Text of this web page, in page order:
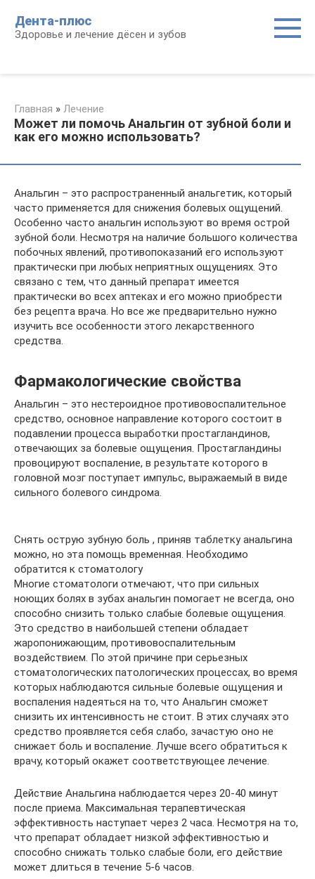
контенту
Дента-плюс
Здоровье и лечение дёсен и зубов
Главная » Лечение
Может ли помочь Анальгин от зубной боли и
как его можно использовать?
Анальгин – это распространенный анальгетик, который
часто применяется для снижения болевых ощущений.
Особенно часто анальгин используют во время острой
зубной боли. Несмотря на наличие большого количества
побочных явлений, противопоказаний его используют
практически при любых неприятных ощущениях. Это
связано с тем, что данный препарат имеется
практически во всех аптеках и его можно приобрести
без рецепта врача. Но все же предварительно нужно
изучить все особенности этого лекарственного
средства.
Фармакологические свойства
Анальгин – это нестероидное противовоспалительное
средство, основное направление которого состоит в
подавлении процесса выработки простагландинов,
отвечающих за болевые ощущения. Простагландины
провоцируют воспаление, в результате которого в
головной мозг поступает импульс, выражаемый в виде
сильного болевого синдрома.
Снять острую зубную боль , приняв таблетку анальгина
можно, но эта помощь временная. Необходимо
обратится к стоматологу
Многие стоматологи отмечают, что при сильных
ноющих болях в зубах анальгин помогает не всегда, оно
способно снизить только слабые болевые ощущения.
Это средство в наибольшей степени обладает
жаропонижающим, противовоспалительным
воздействием. По этой причине при серьезных
стоматологических патологических процессах, во время
которых наблюдаются сильные болевые ощущения и
воспаления надеяться на то, что Анальгин сможет
снизить их интенсивность не стоит. В этих случаях это
средство проявляется себя слабо, зачастую оно не
снижает боль и воспаление. Лучше всего обратиться к
врачу, который окажет соответствующее лечение.
Действие Анальгина наблюдается через 20-40 минут
после приема. Максимальная терапевтическая
эффективность наступает через 2 часа. Несмотря на то,
что препарат обладает низкой эффективностью и
способно снижать только слабые боли, его действие
может длиться в течение 5-6 часов.